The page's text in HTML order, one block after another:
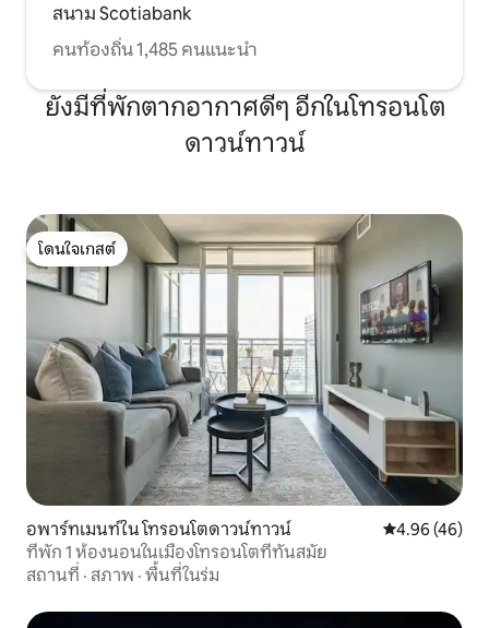
สนาม Scotiabank
คนท้องถิ่น 1,485 คนแนะนำ
ยังมีที่พักตากอากาศดีๆ อีกในโทรอนโต
ดาวน์ทาวน์
โดนใจเกสต์
โดนใจเกสต์
อพาร์ทเมนท์ใน โทรอนโตดาวน์ทาวน์ คะแนนเฉลี่ย
4.96 (46)
ที่พัก 1 ห้องนอนในเมืองโทรอนโตที่ทันสมัย
สถานที่ · สภาพ · พื้นที่ในร่ม